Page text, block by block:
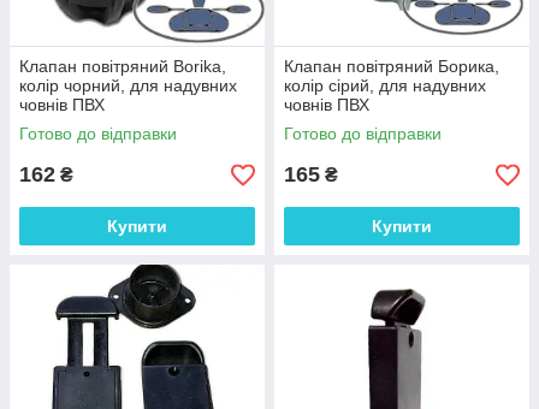
Клапан повітряний Borika,
колір чорний, для надувних
човнів ПВХ
Готово до відправки
162 ₴
Купити
Клапан повітряний Борика,
колір сірий, для надувних
човнів ПВХ
Готово до відправки
165 ₴
Купити